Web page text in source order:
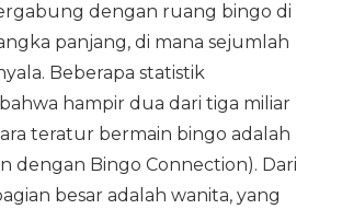
dengan ruang bingo di
panjang, di mana sejumlah
Beberapa statistik
hampir dua dari tiga miliar
teratur bermain bingo adalah
dengan Bingo Connection). Dari
besar adalah wanita, yang